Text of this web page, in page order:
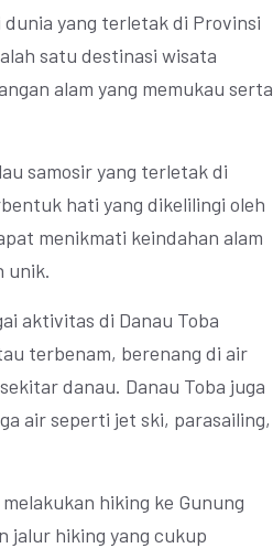
yang terletak di Provinsi
satu destinasi wisata
alam yang memukau serta
samosir yang terletak di
hati yang dikelilingi oleh
menikmati keindahan alam
unik.
aktivitas di Danau Toba
terbenam, berenang di air
danau. Danau Toba juga
air seperti jet ski, parasailing,
hiking ke Gunung
jalur hiking yang cukup